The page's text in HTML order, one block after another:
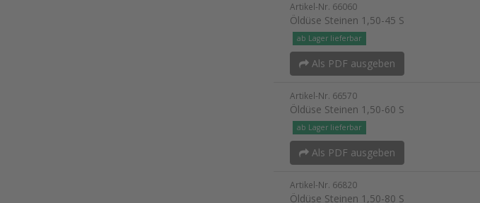
Artikel-Nr. 66060
Öldüse Steinen 1,50-45 S
ab Lager lieferbar
Als PDF ausgeben
Artikel-Nr. 66570
Öldüse Steinen 1,50-60 S
ab Lager lieferbar
Als PDF ausgeben
Artikel-Nr. 66820
Öldüse Steinen 1,50-80 S